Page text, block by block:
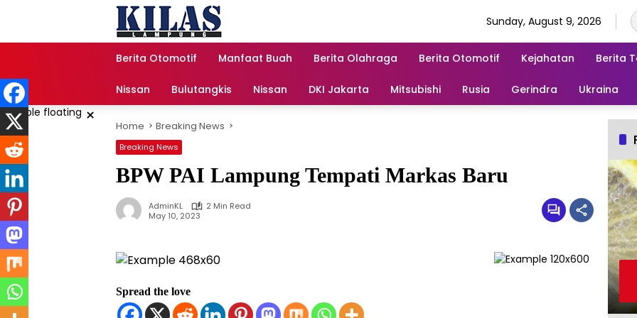
Sunday, August 9, 2026
Berita Otomotif Manfaat Buah Berita Olahraga Berita Otomotif Kejahatan Berita
Nissan Bulutangkis Nissan DKI Jakarta Mitsubishi Rusia Gerindra Ukraina
× Home Breaking News
Breaking News
BPW PAI Lampung Tempati Markas Baru
AdminKL
2 Min Read
May 10, 2023
Spread the love